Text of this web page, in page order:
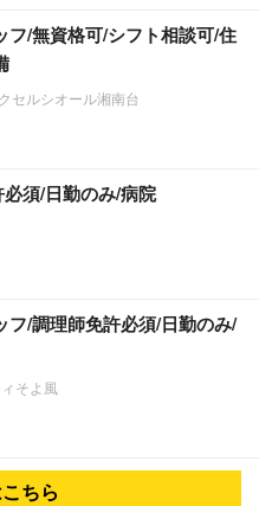
フ/無資格可/シフト相談可/住
セルシオール湘南台
必須/日勤のみ/病院
フ/調理師免許必須/日勤のみ/
そよ風
ちら